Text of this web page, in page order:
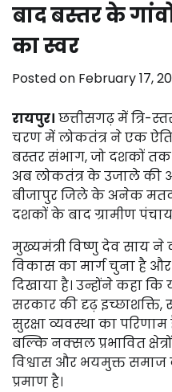
बाद बस्तर के
का स्वर
Posted on February 17,
रायपुर। छत्तीसगढ़ में त्रि-
चरण में लोकतंत्र ने एक
बस्तर संभाग, जो दशकों
अब लोकतंत्र के उजाले की
बीजापुर जिले के अनेक
दशकों के बाद ग्रामीण
मुख्यमंत्री विष्णु देव साय
विकास का मार्ग चुना है और
दिखाया है। उन्होंने कहा कि
सरकार की दृढ़
सुरक्षा व्यवस्था का
बल्कि नक्सल प्रभावित
विश्वास और भयमुक्त
प्रमाण है।